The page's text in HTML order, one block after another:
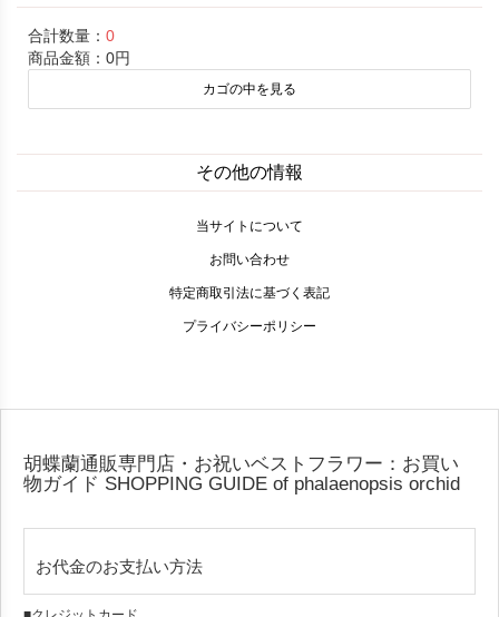
合計数量： 0
商品金額： 0円
カゴの中を見る
その他の情報
当サイトについて
お問い合わせ
特定商取引法に基づく表記
プライバシーポリシー
胡蝶蘭通販専門店・お祝いベストフラワー：お買い
物ガイド SHOPPING GUIDE of phalaenopsis orchid
お代金のお支払い方法